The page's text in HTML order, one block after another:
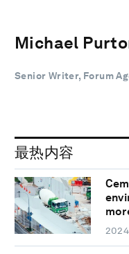
Michael
Senior Writer, Forum
最热内容